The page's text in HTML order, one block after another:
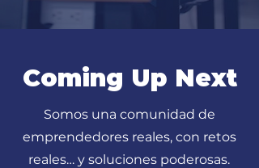
Coming Up Next
Somos una comunidad de
emprendedores reales, con retos
reales… y soluciones poderosas.